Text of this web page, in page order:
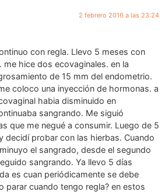
2 febrero 2016 a las 23:24
con regla. Llevo 5 meses con
hice dos ecovaginales. en la
de 15 mm del endometrio.
coloco una inyección de hormonas. a
habia disminuido en
sangrando. Me siguió
que me negué a consumir. Luego de 5
decidí probar con las hierbas. Cuando
el sangrado, desde el segundo
sangrando. Ya llevo 5 días
es cuan periódicamente se debe
parar cuando tengo regla? en estos